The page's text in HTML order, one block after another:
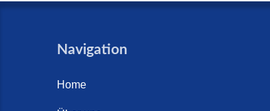
Navigation
Home